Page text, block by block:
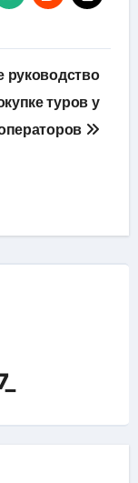
руководство
туров у